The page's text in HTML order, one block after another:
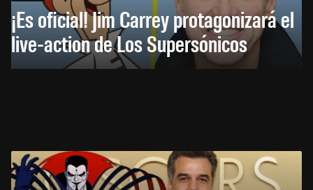
¡Es oficial! Jim Carrey protagonizará el
live-action de Los Supersónicos